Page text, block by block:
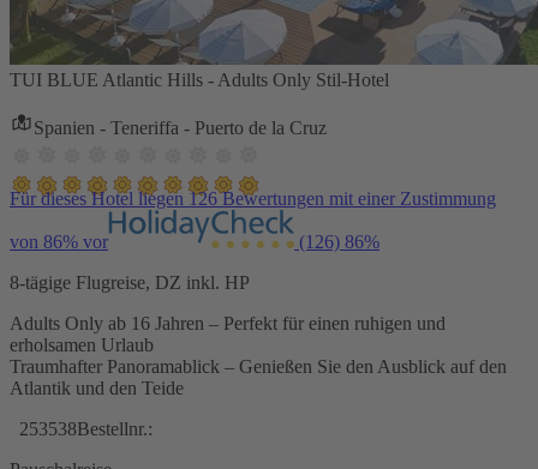
TUI BLUE Atlantic Hills - Adults Only Stil-Hotel
Spanien - Teneriffa - Puerto de la Cruz
Für dieses Hotel liegen 126 Bewertungen mit einer Zustimmung
von 86% vor (126) 86%
8-tägige Flugreise, DZ inkl. HP
Adults Only ab 16 Jahren – Perfekt für einen ruhigen und
erholsamen Urlaub
Traumhafter Panoramablick – Genießen Sie den Ausblick auf den
Atlantik und den Teide
253538Bestellnr.: